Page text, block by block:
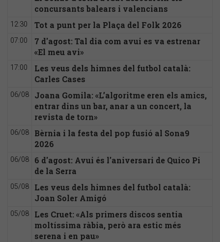
concursants balears i valencians
12:30 Tot a punt per la Plaça del Folk 2026
07:00
7 d'agost: Tal dia com avui es va estrenar
«El meu avi»
17:00
Les veus dels himnes del futbol català:
Carles Cases
06/08
Joana Gomila: «L’algoritme eren els amics,
entrar dins un bar, anar a un concert, la
revista de torn»
06/08
Bèrnia i la festa del pop fusió al Sona9
2026
06/08
6 d'agost: Avui és l'aniversari de Quico Pi
de la Serra
05/08
Les veus dels himnes del futbol català:
Joan Soler Amigó
05/08
Les Cruet: «Als primers discos sentia
moltíssima ràbia, però ara estic més
serena i en pau»